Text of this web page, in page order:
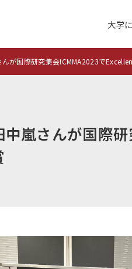
大学
未来大のデータサイエ
成系AI・翻訳AIの利
についての基本方針
が国際研究集会ICMMA2023で
嵐さんが国際